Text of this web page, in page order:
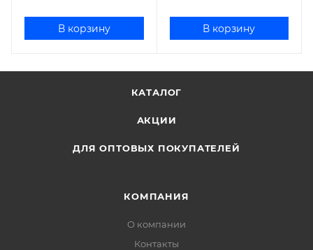
В корзину В корзину
КАТАЛОГ
АКЦИИ
ДЛЯ ОПТОВЫХ ПОКУПАТЕЛЕЙ
КОМПАНИЯ
О компании
Контакты